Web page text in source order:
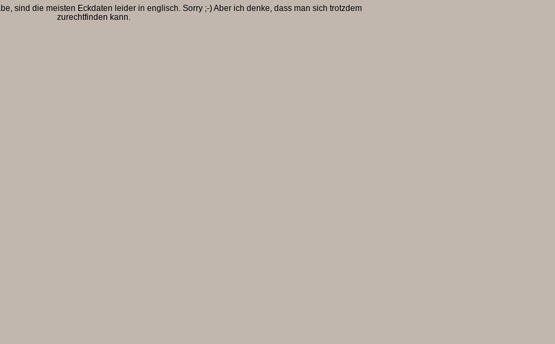
sind die meisten Eckdaten leider in englisch. Sorry ;-) Aber ich denke, dass man sich trotzdem
zurechtfinden kann.